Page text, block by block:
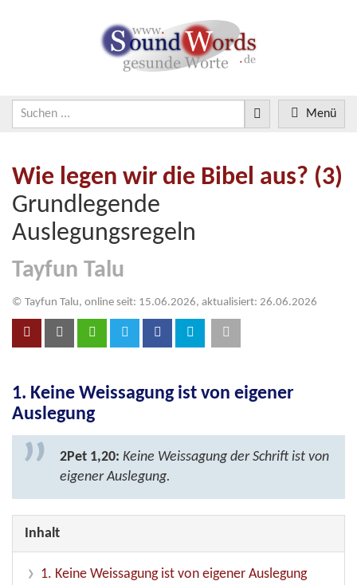
Menü
Wie legen wir die Bibel aus? (3)
Grundlegende
Auslegungsregeln
Tayfun Talu
© Tayfun Talu, online seit: 15.06.2026, aktualisiert: 26.06.2026
1. Keine Weissagung ist von eigener
Auslegung
2Pet 1,20: Keine Weissagung der Schrift ist von
eigener Auslegung.
Inhalt
1. Keine Weissagung ist von eigener Auslegung